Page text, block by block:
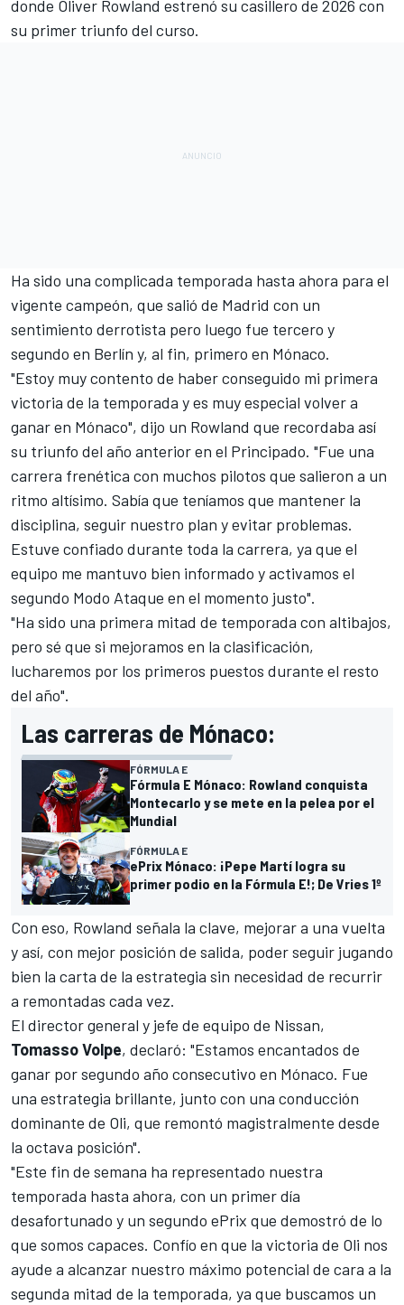
donde Oliver Rowland estrenó su casillero de 2026 con
su primer triunfo del curso.
Ha sido una complicada temporada hasta ahora para el
vigente campeón, que salió de Madrid con un
sentimiento derrotista pero luego fue tercero y
segundo en Berlín y, al fin, primero en Mónaco.
"Estoy muy contento de haber conseguido mi primera
victoria de la temporada y es muy especial volver a
ganar en Mónaco", dijo un Rowland que recordaba así
su triunfo del año anterior en el Principado. "Fue una
carrera frenética con muchos pilotos que salieron a un
ritmo altísimo. Sabía que teníamos que mantener la
disciplina, seguir nuestro plan y evitar problemas.
Estuve confiado durante toda la carrera, ya que el
equipo me mantuvo bien informado y activamos el
segundo Modo Ataque en el momento justo".
"Ha sido una primera mitad de temporada con altibajos,
pero sé que si mejoramos en la clasificación,
lucharemos por los primeros puestos durante el resto
del año".
Las carreras de Mónaco:
FÓRMULA E
Fórmula E Mónaco: Rowland conquista
Montecarlo y se mete en la pelea por el
Mundial
FÓRMULA E
ePrix Mónaco: ¡Pepe Martí logra su
primer podio en la Fórmula E!; De Vries 1º
Con eso, Rowland señala la clave, mejorar a una vuelta
y así, con mejor posición de salida, poder seguir jugando
bien la carta de la estrategia sin necesidad de recurrir
a remontadas cada vez.
El director general y jefe de equipo de Nissan,
Tomasso Volpe, declaró: "Estamos encantados de
ganar por segundo año consecutivo en Mónaco. Fue
una estrategia brillante, junto con una conducción
dominante de Oli, que remontó magistralmente desde
la octava posición".
"Este fin de semana ha representado nuestra
temporada hasta ahora, con un primer día
desafortunado y un segundo ePrix que demostró de lo
que somos capaces. Confío en que la victoria de Oli nos
ayude a alcanzar nuestro máximo potencial de cara a la
segunda mitad de la temporada, ya que buscamos un